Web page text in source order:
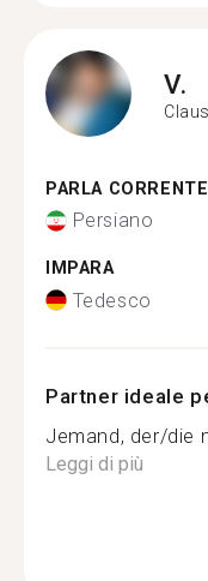
V.
PARLA
Persiano
IMPARA
Tedesco
Partner ideale
Jemand, der/die
Leggi di più